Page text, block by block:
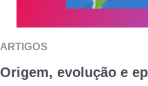
ARTIGOS
Origem, evolução e